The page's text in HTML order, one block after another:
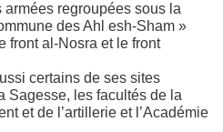
regroupées sous la
des Ahl esh-Sham »
front al-Nosra et le front
certains de ses sites
Sagesse, les facultés de la
et de l’artillerie et l’Académie